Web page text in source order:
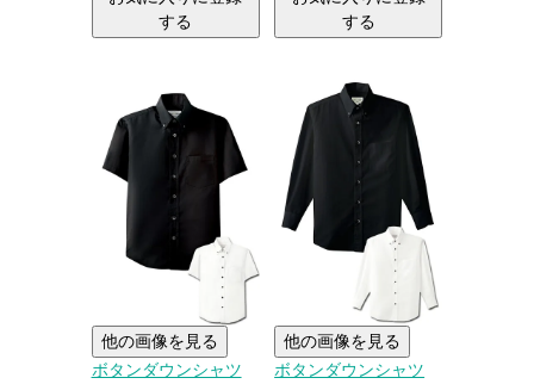
する
する
他の画像を見る
ボタンダウンシャツ
他の画像を見る
ボタンダウンシャツ